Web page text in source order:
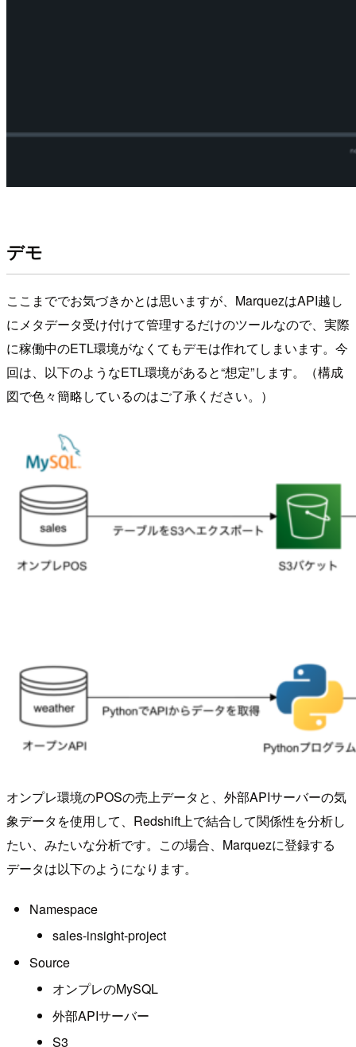
デモ
ここまででお気づきかとは思いますが、MarquezはAPI越し
にメタデータ受け付けて管理するだけのツールなので、実際
に稼働中のETL環境がなくてもデモは作れてしまいます。今
回は、以下のようなETL環境があると“想定”します。（構成
図で色々簡略しているのはご了承ください。）
オンプレ環境のPOSの売上データと、外部APIサーバーの気
象データを使用して、Redshift上で結合して関係性を分析し
たい、みたいな分析です。この場合、Marquezに登録する
データは以下のようになります。
Namespace
sales-insight-project
Source
オンプレのMySQL
外部APIサーバー
S3